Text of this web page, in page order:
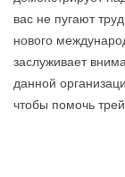
вас не пугают
нового
заслуживает
данной
чтобы помочь